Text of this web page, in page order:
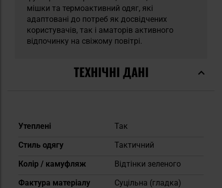
мішки та термоактивний одяг, які
адаптовані до потреб як досвідчених
користувачів, так і аматорів активного
відпочинку на свіжому повітрі.
ТЕХНІЧНІ ДАНІ
Докладніше
Утеплені
Так
Стиль одягу
Тактичний
Колір / камуфляж
Відтінки зеленого
Фактура матеріалу
Суцільна (гладка)